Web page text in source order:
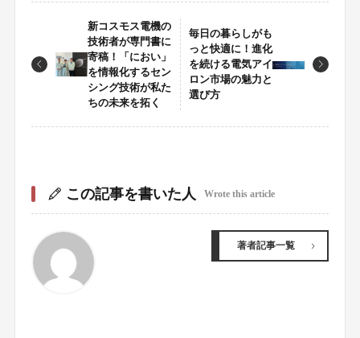
新コスモス電機の
技術者が専門書に
寄稿！「におい」
を情報化するセン
シング技術が私た
ちの未来を拓く
毎日の暮らしがも
っと快適に！進化
を続ける電気アイ
ロン市場の魅力と
選び方
この記事を書いた人 Wrote this article
著者記事一覧